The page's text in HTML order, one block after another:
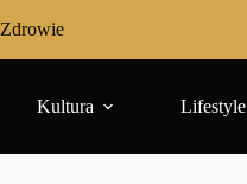
Zdrowie
Kultura Lifestyle